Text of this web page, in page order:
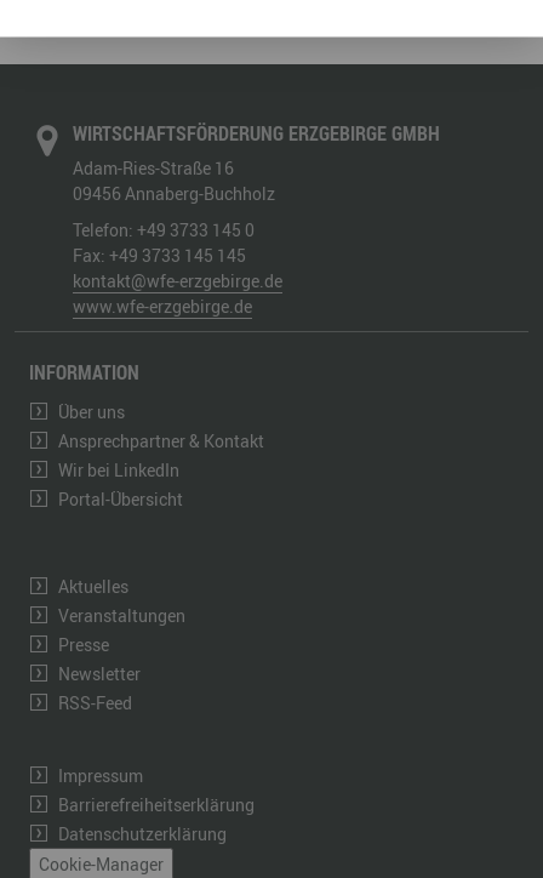
WIRTSCHAFTSFÖRDERUNG ERZGEBIRGE GMBH
Adam-Ries-Straße 16
09456 Annaberg-Buchholz
Telefon: +49 3733 145 0
Fax: +49 3733 145 145
kontakt@wfe-erzgebirge.de
www.wfe-erzgebirge.de
INFORMATION
Über uns
Ansprechpartner & Kontakt
Wir bei LinkedIn
Portal-Übersicht
Aktuelles
Veranstaltungen
Presse
Newsletter
RSS-Feed
Impressum
Barrierefreiheitserklärung
Datenschutzerklärung
Cookie-Manager